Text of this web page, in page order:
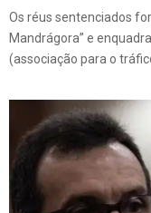
Os réus sentenciados
Mandrágora” e
(associação para o